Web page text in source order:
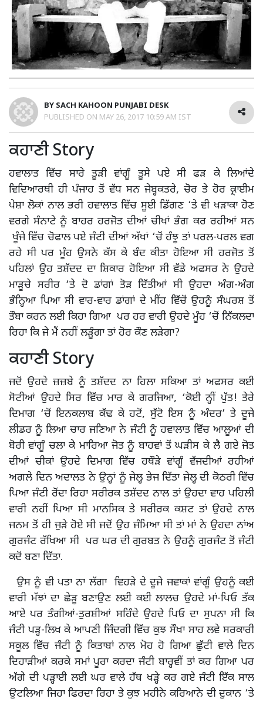
BY SACH KAHOON PUNJABI DESK
PUBLISHED ON MAY 26, 2017 10:59 AM IST
ਕਹਾਣੀ Story
ਹਵਾਲਾਤ ਵਿੱਚ ਸਾਰੇ ਤੂੜੀ ਵਾਂਗੂੰ ਤੂਸੇ ਪਏ ਸੀ ਫੜ ਕੇ ਲਿਆਂਦੇ
ਵਿਦਿਆਰਥੀ ਹੀ ਪੰਜਾਹ ਤੋਂ ਵੱਧ ਸਨ ਜੇਬ੍ਹਕਤਰੇ, ਚੋਰ ਤੇ ਹੋਰ ਕ੍ਰਾਈਮ
ਪੇਸ਼ਾ ਲੋਕਾਂ ਨਾਲ ਭਰੀ ਹਵਾਲਾਤ ਵਿੱਚ ਸੂਈ ਡਿੱਗਣ ‘ਤੇ ਵੀ ਖੜਾਕਾ ਹੋਣ
ਵਰਗੇ ਸੰਨਾਟੇ ਨੂੰ ਬਾਹਰ ਹਰਜੋਤ ਦੀਆਂ ਚੀਖਾਂ ਭੰਗ ਕਰ ਰਹੀਆਂ ਸਨ
ਖੂੰਜੇ ਵਿੱਚ ਚੋਫਾਲ ਪਏ ਜੰਟੀ ਦੀਆਂ ਅੱਖਾਂ ‘ਚੋਂ ਹੰਝੂ ਤਾਂ ਪਰਲ-ਪਰਲ ਵਗ
ਰਹੇ ਸੀ ਪਰ ਮੂੰਹ ਉਸਨੇ ਕੱਸ ਕੇ ਬੰਦ ਕੀਤਾ ਹੋਇਆ ਸੀ ਹਰਜੋਤ ਤੋਂ
ਪਹਿਲਾਂ ਉਹ ਤਸ਼ੱਦਦ ਦਾ ਸ਼ਿਕਾਰ ਹੋਇਆ ਸੀ ਵੱਡੇ ਅਫਸਰ ਨੇ ਉਹਦੇ
ਮਾੜੂਚੇ ਸਰੀਰ ‘ਤੇ ਦੋ ਡਾਂਗਾਂ ਤੋੜ ਦਿੱਤੀਆਂ ਸੀ ਉਹਦਾ ਅੰਗ-ਅੰਗ
ਭੰਨ੍ਹਿਆ ਪਿਆ ਸੀ ਵਾਰ-ਵਾਰ ਡਾਂਗਾਂ ਦੇ ਮੀਂਹ ਵਿੱਚੋਂ ਉਹਨੂੰ ਸੰਘਰਸ਼ ਤੋਂ
ਤੌਬਾ ਕਰਨ ਲਈ ਕਿਹਾ ਗਿਆ ਪਰ ਹਰ ਵਾਰੀ ਉਹਦੇ ਮੂੰਹ ‘ਚੋਂ ਨਿੱਕਲਦਾ
ਰਿਹਾ ਕਿ ਜੇ ਮੈਂ ਨਹੀਂ ਲੜੂੰਗਾ ਤਾਂ ਹੋਰ ਕੌਣ ਲੜੇਗਾ?
ਕਹਾਣੀ Story
ਜਦੋਂ ਉਹਦੇ ਜ਼ਜ਼ਬੇ ਨੂੰ ਤਸ਼ੱਦਦ ਨਾ ਹਿਲਾ ਸਕਿਆ ਤਾਂ ਅਫਸਰ ਕਈ
ਸੋਟੀਆਂ ਉਹਦੇ ਸਿਰ ਵਿੱਚ ਮਾਰ ਕੇ ਗਰਜਿਆ, ‘ਕੋਈ ਨ੍ਹੀਂ ਪੁੱਤ! ਤੇਰੇ
ਦਿਮਾਗ ‘ਚੋਂ ਇਨਕਲਾਬ ਕੱਢ ਕੇ ਹਟੋਂ, ਸੁੱਟੋ ਇਸ ਨੂੰ ਅੰਦਰ’ ਤੇ ਦੂਜੇ
ਲੀਡਰ ਨੂੰ ਲਿਆ ਚਾਰ ਜਣਿਆ ਨੇ ਜੰਟੀ ਨੂੰ ਹਵਾਲਾਤ ਵਿੱਚ ਆਲੂਆਂ ਦੀ
ਬੋਰੀ ਵਾਂਗੂੰ ਚਲਾ ਕੇ ਮਾਰਿਆ ਜੋਤ ਨੂੰ ਬਾਹਵਾਂ ਤੋਂ ਘੜੀਸ ਕੇ ਲੈ ਗਏ ਜੋਤ
ਦੀਆਂ ਚੀਕਾਂ ਉਹਦੇ ਦਿਮਾਗ ਵਿੱਚ ਹਥੌੜੇ ਵਾਂਗੂੰ ਵੱਜਦੀਆਂ ਰਹੀਆਂ
ਅਗਲੇ ਦਿਨ ਅਦਾਲਤ ਨੇ ਉਨ੍ਹਾਂ ਨੂੰ ਜੇਲ੍ਹ ਭੇਜ ਦਿੱਤਾ ਜੇਲ੍ਹ ਦੀ ਕੋਠਰੀ ਵਿੱਚ
ਪਿਆ ਜੰਟੀ ਰੋਂਦਾ ਰਿਹਾ ਸਰੀਰਕ ਤਸ਼ੱਦਦ ਨਾਲ ਤਾਂ ਉਹਦਾ ਵਾਹ ਪਹਿਲੀ
ਵਾਰੀ ਨਹੀਂ ਪਿਆ ਸੀ ਮਾਨਸਿਕ ਤੇ ਸਰੀਰਕ ਕਸ਼ਟ ਤਾਂ ਉਹਦੇ ਨਾਲ
ਜਨਮ ਤੋਂ ਹੀ ਜੁੜੇ ਹੋਏ ਸੀ ਜਦੋਂ ਉਹ ਜੰਮਿਆ ਸੀ ਤਾਂ ਮਾਂ ਨੇ ਉਹਦਾ ਨਾਂਅ
ਗੁਰਜੰਟ ਰੱਖਿਆ ਸੀ ਪਰ ਘਰ ਦੀ ਗੁਰਬਤ ਨੇ ਉਹਨੂੰ ਗੁਰਜੰਟ ਤੋਂ ਜੰਟੀ
ਕਦੋਂ ਬਣਾ ਦਿੱਤਾ.
ਉਸ ਨੂੰ ਵੀ ਪਤਾ ਨਾ ਲੱਗਾ ਵਿਹੜੇ ਦੇ ਦੂਜੇ ਜਵਾਕਾਂ ਵਾਂਗੂੰ ਉਹਨੂੰ ਕਈ
ਵਾਰੀ ਮੱਝਾਂ ਦਾ ਛੇੜੂ ਬਣਾਉਣ ਲਈ ਕਈ ਲਾਲਚ ਉਹਦੇ ਮਾਂ-ਪਿਓ ਤੱਕ
ਆਏ ਪਰ ਤੰਗੀਆਂ-ਤੁਰਸ਼ੀਆਂ ਸਹਿੰਦੇ ਉਹਦੇ ਪਿਓ ਦਾ ਸੁਪਨਾ ਸੀ ਕਿ
ਜੰਟੀ ਪੜ੍ਹ-ਲਿਖ ਕੇ ਆਪਣੀ ਜਿੰਦਗੀ ਵਿੱਚ ਕੁਝ ਸੌਖਾ ਸਾਹ ਲਵੇ ਸਰਕਾਰੀ
ਸਕੂਲ ਵਿੱਚ ਜੰਟੀ ਨੂੰ ਕਿਤਾਬਾਂ ਨਾਲ ਮੋਹ ਹੋ ਗਿਆ ਛੁੱਟੀ ਵਾਲੇ ਦਿਨ
ਦਿਹਾੜੀਆਂ ਕਰਕੇ ਸਮਾਂ ਪੂਰਾ ਕਰਦਾ ਜੰਟੀ ਬਾਰ੍ਹਵੀਂ ਤਾਂ ਕਰ ਗਿਆ ਪਰ
ਅੱਗੇ ਦੀ ਪੜ੍ਹਾਈ ਲਈ ਘਰ ਵਾਲੇ ਹੱਥ ਖੜ੍ਹੇ ਕਰ ਗਏ ਜੰਟੀ ਇੱਕ ਸਾਲ
ਉਟਲਿਆ ਜਿਹਾ ਫਿਰਦਾ ਰਿਹਾ ਤੇ ਕੁਝ ਮਹੀਨੇ ਕਰਿਆਨੇ ਦੀ ਦੁਕਾਨ ‘ਤੇ